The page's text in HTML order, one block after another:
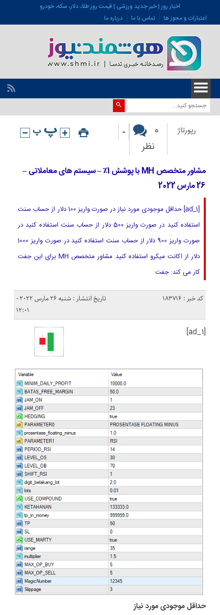
اخبار روز | خبر جدید ورزشی | قیمت روز طلا، دلار، سکه، خودرو
اعتبارات و مجوز ها
تماس با ما درباره ما
رپورتاژ
0
نظر
-
مشاور متخصص MH با پوشش 1٪ – سیستم های معاملاتی –
26 مارس 2022
[ad_1] حداقل موجودی مورد نیاز در صورت واریز 100 دلار از حساب سنت
استفاده کنید در صورت واریز 500 دلار از حساب سنت استفاده کنید در
صورت واریز 900 دلار از حساب سنت استفاده کنید در صورت واریز 1000
دلار از اکانت میکرو استفاده کنید مشاور متخصص MH برای این جفت
کار می کند: جفت
کد خبر : 183716
تاریخ انتشار : شنبه 26 مارس 2022 -
12:01
[ad_1]
حداقل موجودی مورد نیاز